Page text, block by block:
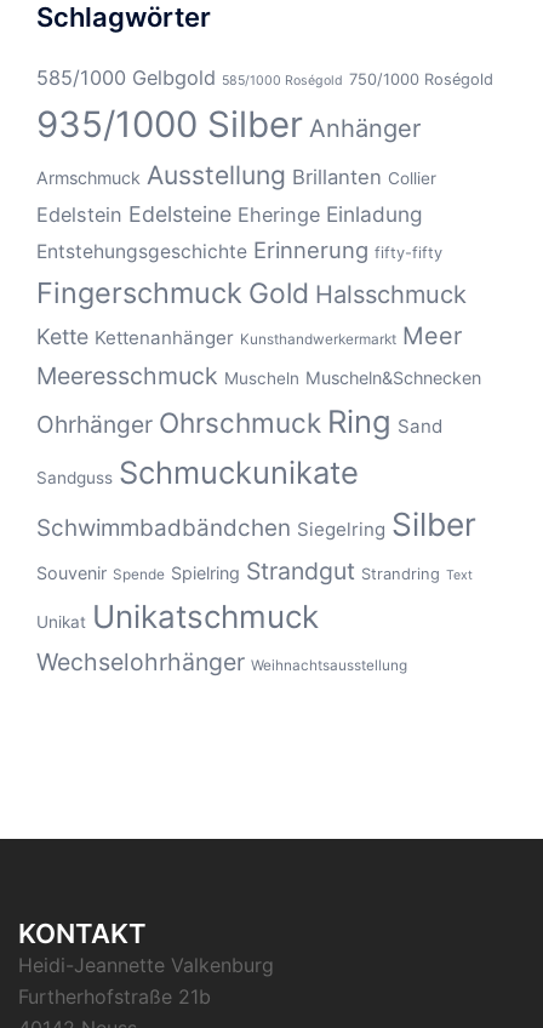
Schlagwörter
585/1000 Gelbgold 585/1000 Roségold 750/1000 Roségold
935/1000 Silber Anhänger
Armschmuck Ausstellung Brillanten Collier
Edelstein Edelsteine Eheringe Einladung
Entstehungsgeschichte Erinnerung fifty-fifty
Fingerschmuck Gold Halsschmuck
Kette Kettenanhänger Kunsthandwerkermarkt Meer
Meeresschmuck Muscheln Muscheln&Schnecken
Ohrhänger Ohrschmuck Ring Sand
Sandguss Schmuckunikate
Schwimmbadbändchen Siegelring Silber
Souvenir Spende Spielring Strandgut Strandring Text
Unikat Unikatschmuck
Wechselohrhänger Weihnachtsausstellung
KONTAKT
Heidi-Jeannette Valkenburg
Furtherhofstraße 21b